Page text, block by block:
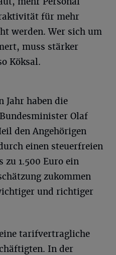
für mehr
werden. Wer sich um
muss stärker
Köksal.
Jahr haben die
Olaf
den Angehörigen
einen steuerfreien
zu 1.500 Euro ein
zukommen
und richtiger
tarifvertragliche
In der